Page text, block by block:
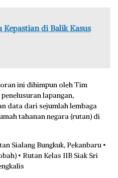
di Balik Kasus
ini dihimpun oleh Tim
lapangan,
data dari sejumlah lembaga
tahanan negara (rutan) di
Sialang Bungkuk, Pekanbaru •
• Rutan Kelas IIB Siak Sri